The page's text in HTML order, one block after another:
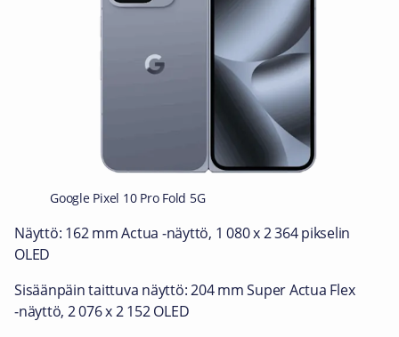
Google Pixel 10 Pro Fold 5G
Näyttö: 162 mm Actua ‑näyttö, 1 080 x 2 364 pikselin
OLED
Sisäänpäin taittuva näyttö: 204 mm Super Actua Flex
‑näyttö, 2 076 x 2 152 OLED